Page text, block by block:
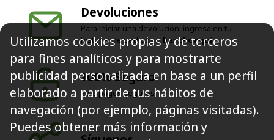
Para iniciar una devolución, ingresa en tu
historial de pedidos o
100% Seguro
Solo pagos seguros
Síguenos
Utilizamos cookies propias y de terceros
para fines analíticos y para mostrarte
publicidad personalizada en base a un perfil
elaborado a partir de tus hábitos de
navegación (por ejemplo, páginas visitadas).
Puedes obtener más información y